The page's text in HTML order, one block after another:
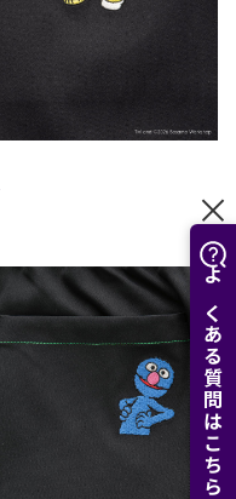
よくある質問はこちら